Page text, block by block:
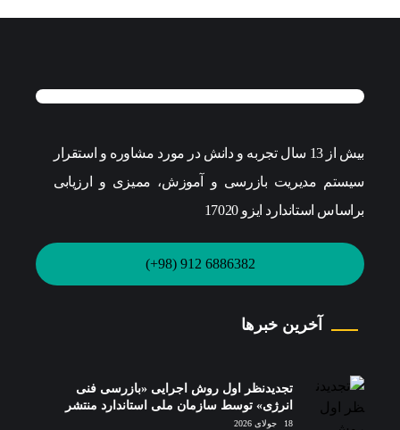
بیش از 13 سال تجربه و دانش در مورد مشاوره و استقرار
سیستم مدیریت بازرسی و آموزش، ممیزی و ارزیابی
براساس استاندارد ایزو 17020
6886382 912 (98+)
آخرین خبرها
تجدیدنظر اول روش اجرایی «بازرسی فنی
انرژی» توسط سازمان ملی استاندارد منتشر
شد.
18 جولای 2026